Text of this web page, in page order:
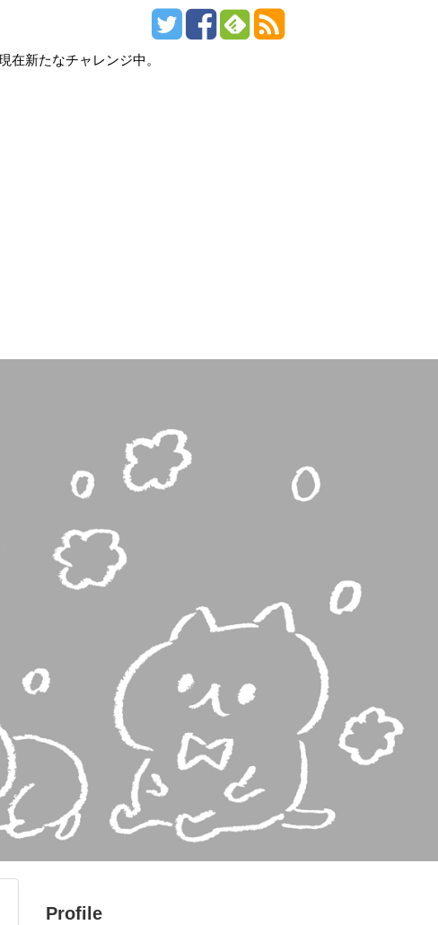
新たなチャレンジ中。
Profile